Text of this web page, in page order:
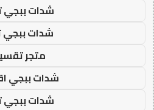
شدات ببجي
شدات ببجي
متجر
شدات ببجي
شدات ببجي